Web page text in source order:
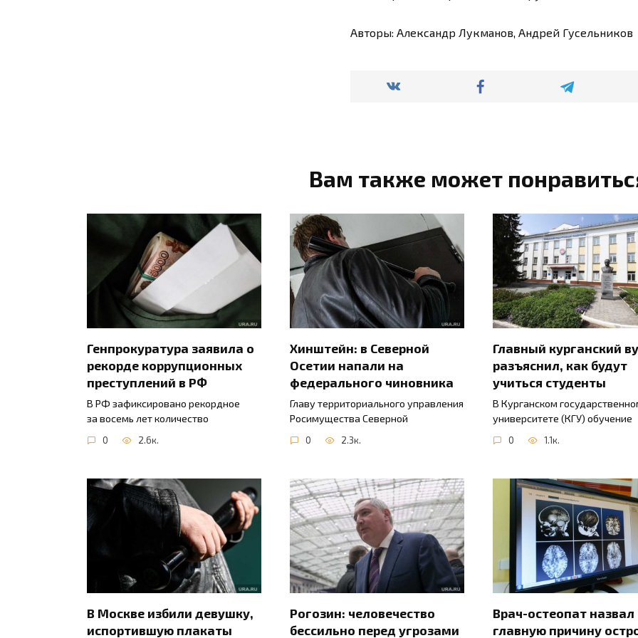
Авторы: Александр Лукманов, Андрей Гусельников
Вам также может
Генпрокуратура заявила о
рекорде коррупционных
преступлений в РФ
В РФ зафиксировано рекордное
за восемь лет количество
0 2.6к.
Хинштейн: в Северной
Осетии напали на
федерального чиновника
Главу территориального управления
Росимущества Северной
0 2.3к.
Главный курганский
разъяснил, как будут
учиться студенты
В Курганском
университете (КГУ) обучение
0 1.1к.
В Москве избили девушку,
испортившую плакаты
Рогозин: человечество
бессильно перед угрозами
Врач-остеопат назвал
главную причину